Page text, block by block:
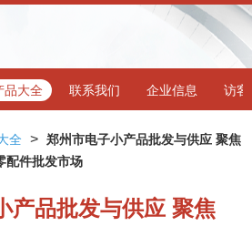
品大全 联系我们 企业信息 访客
全 > 郑州市电子小产品批发与供应 聚焦
配件批发市场
产品批发与供应 聚焦